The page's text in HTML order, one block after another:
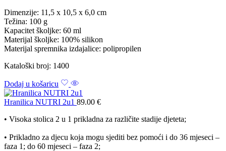
Dimenzije: 11,5 x 10,5 x 6,0 cm
Težina: 100 g
Kapacitet školjke: 60 ml
Materijal školjke: 100% silikon
Materijal spremnika izdajalice: polipropilen
Kataloški broj: 1400
Dodaj u košaricu
Hranilica NUTRI 2u1 89.00 €
• Visoka stolica 2 u 1 prikladna za različite stadije djeteta;
• Prikladno za djecu koja mogu sjediti bez pomoći i do 36 mjeseci –
faza 1; do 60 mjeseci – faza 2;